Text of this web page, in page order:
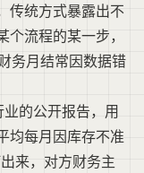
传统方式暴露出不
流程的某一步，
务月结常因数据错
的公开报告，用
均每月因库存不准
来，对方财务主